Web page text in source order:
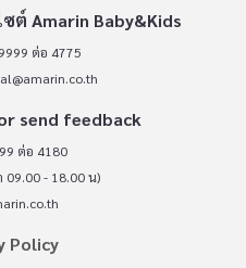
ต์ Amarin Baby&Kids
ต่อ 4775
send feedback
ต่อ 4180
09.00 - 18.00 น)
Policy